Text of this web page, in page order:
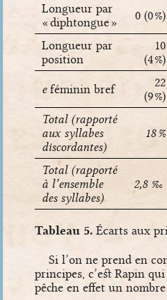
Longueur par
« diphtongue »
0 (0 %)
Longueur par
position
10
(4 %)
eféminin bref
22
(9 %)
Total (rapporté
aux syllabes
discordantes)
18 %
Total (rapporté
à l’ensemble
des syllabes)
2,8 ‰
Tableau 5. Écarts aux
Si l’on ne prend en
principes, c’est Rapin
pêche en effet un